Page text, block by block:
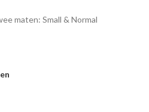
maten: Small & Normal